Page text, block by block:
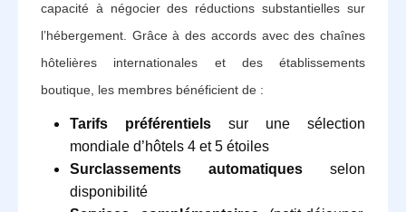
capacité à négocier des réductions substantielles sur
l’hébergement. Grâce à des accords avec des chaînes
hôtelières internationales et des établissements
boutique, les membres bénéficient de :
Tarifs préférentiels sur une sélection
mondiale d’hôtels 4 et 5 étoiles
Surclassements automatiques selon
disponibilité